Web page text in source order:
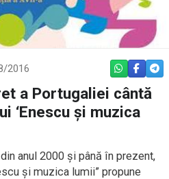
2016 WHATSAPP
a Portugaliei cântă
‘Enescu şi muzica
anul 2000 și până în prezent,
şi muzica lumii” propune